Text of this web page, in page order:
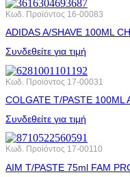
Κωδ. Προϊόντος 16-00083
ADIDAS A/SHAVE 100ML
Συνδεθείτε για τιμή
Κωδ. Προϊόντος 17-00031
COLGATE T/PASTE 100ML
Συνδεθείτε για τιμή
Κωδ. Προϊόντος 17-00110
AIM T/PASTE 75ml FAM